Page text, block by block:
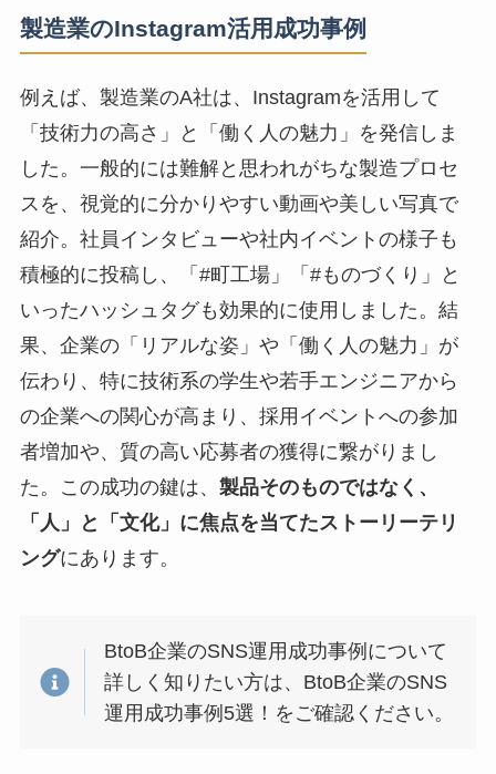
製造業のInstagram活用成功事例
例えば、製造業のA社は、Instagramを活用して
「技術力の高さ」と「働く人の魅力」を発信しま
した。一般的には難解と思われがちな製造プロセ
スを、視覚的に分かりやすい動画や美しい写真で
紹介。社員インタビューや社内イベントの様子も
積極的に投稿し、「#町工場」「#ものづくり」と
いったハッシュタグも効果的に使用しました。結
果、企業の「リアルな姿」や「働く人の魅力」が
伝わり、特に技術系の学生や若手エンジニアから
の企業への関心が高まり、採用イベントへの参加
者増加や、質の高い応募者の獲得に繋がりまし
た。この成功の鍵は、 製品そのものではなく、
「人」と「文化」に焦点を当てたストーリーテリ
ングにあります。
BtoB企業のSNS運用成功事例について
詳しく知りたい方は、BtoB企業のSNS
運用成功事例5選！をご確認ください。